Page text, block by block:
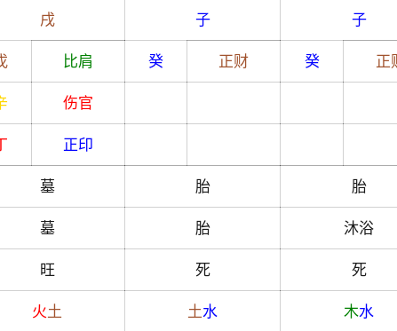
戌 子 子
比肩 癸 正财 癸 正
伤官
正印
墓 胎 胎
墓 胎 沐浴
旺 死 死
火土 土水 木水